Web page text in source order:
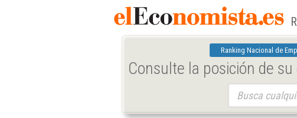
Ranking Nacional de
Consulte la posición de